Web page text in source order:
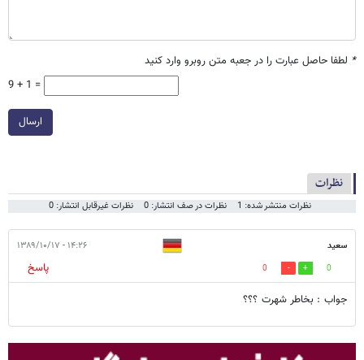
* لطفا حاصل عبارت را در جعبه متن روبرو وارد کنید
9 + 1 =
ارسال
نظرات
نظرات منتشر شده: 1 نظرات در صف انتشار: 0 نظرات غیرقابل انتشار: 0
سعید ۱۴:۲۶ - ۱۳۸۹/۱۰/۱۷
0
0
پاسخ
جواب : بخاطر شهرت ؟؟؟